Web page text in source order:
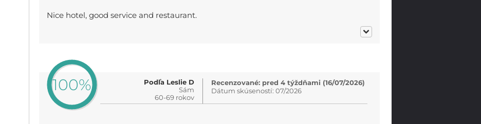
Nice hotel, good service and restaurant.
100%
Podľa Leslie D
Sám
60-69 rokov
Recenzované: pred 4 týždňami (16/07/2026)
Dátum skúseností: 07/2026